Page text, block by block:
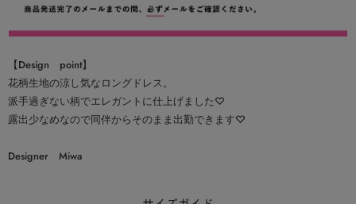
【Design point】
花柄生地の涼し気なロングドレス。
派手過ぎない柄でエレガントに仕上げました♡
露出少なめなので同伴からそのまま出勤できます♡
Designer Miwa